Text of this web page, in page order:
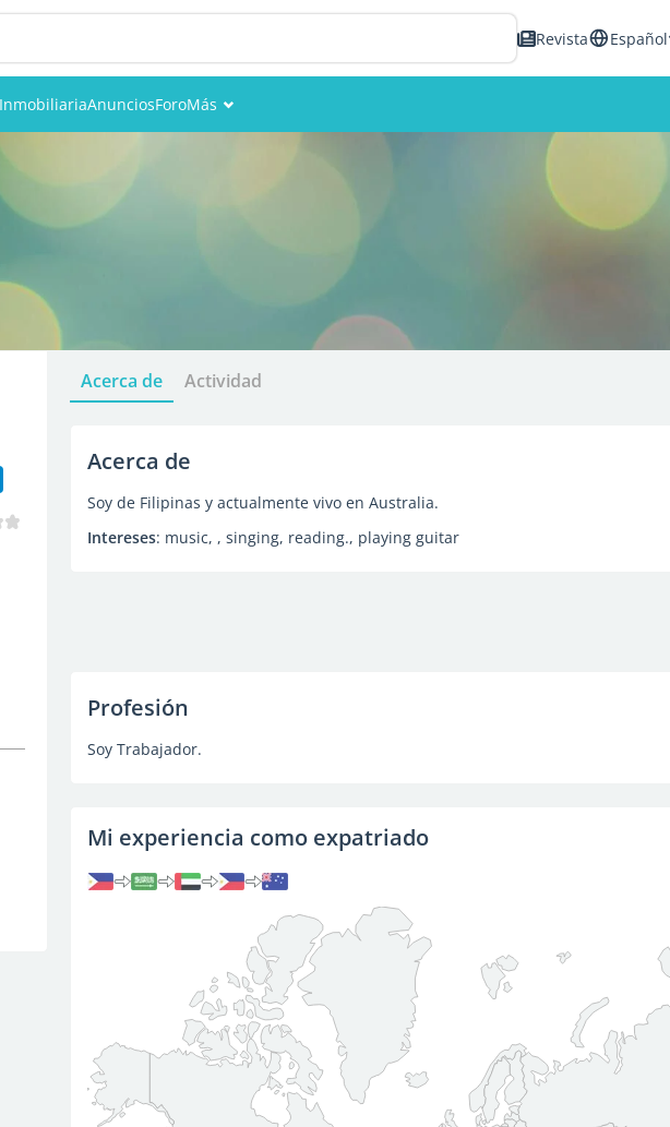
Revista Español
InmobiliariaAnunciosForoMás
Acerca de Actividad
Acerca de
Soy de Filipinas y actualmente vivo en Australia.
Intereses: music, , singing, reading., playing guitar
Profesión
Soy Trabajador.
Mi experiencia como expatriado